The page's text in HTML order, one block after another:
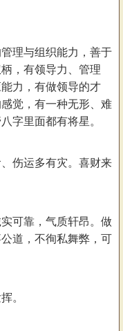
理与组织能力，善于
，有领导力、管理
力，有做领导的才
觉，有一种无形、难
字里面都有将星。
伤运多有灾。喜财来
可靠，气质轩昂。做
道，不徇私舞弊，可
。